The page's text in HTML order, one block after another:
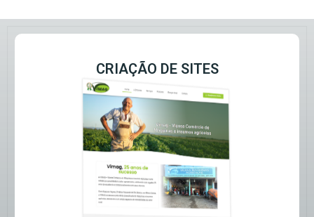
CRIAÇÃO DE SITES